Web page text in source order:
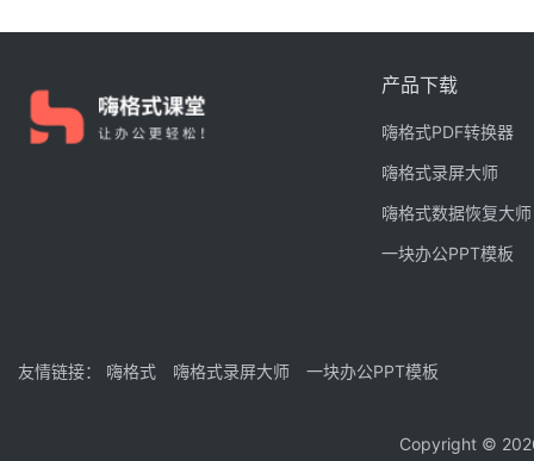
产品下载
嗨格式PDF转换器
嗨格式录屏大师
嗨格式数据恢复大师
一块办公PPT模板
友情链接： 嗨格式 嗨格式录屏大师 一块办公PPT模板
Copyright ©